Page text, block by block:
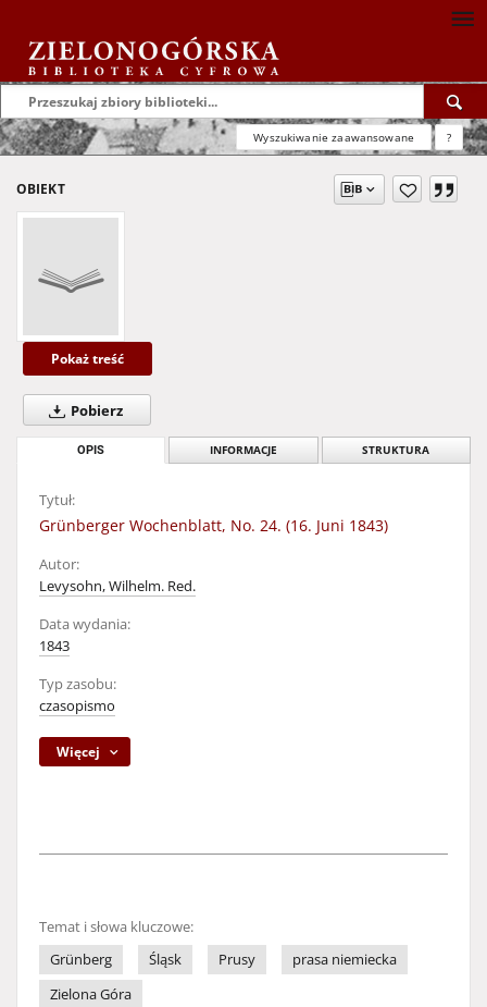
Wyszukiwanie zaawansowane ?
OBIEKT
Pokaż treść
Pobierz
OPIS INFORMACJE STRUKTURA
Tytuł:
Grünberger Wochenblatt, No. 24. (16. Juni 1843)
Autor:
Levysohn, Wilhelm. Red.
Data wydania:
1843
Typ zasobu:
czasopismo
Więcej
Temat i słowa kluczowe:
Grünberg
Śląsk Prusy
prasa niemiecka
Zielona Góra